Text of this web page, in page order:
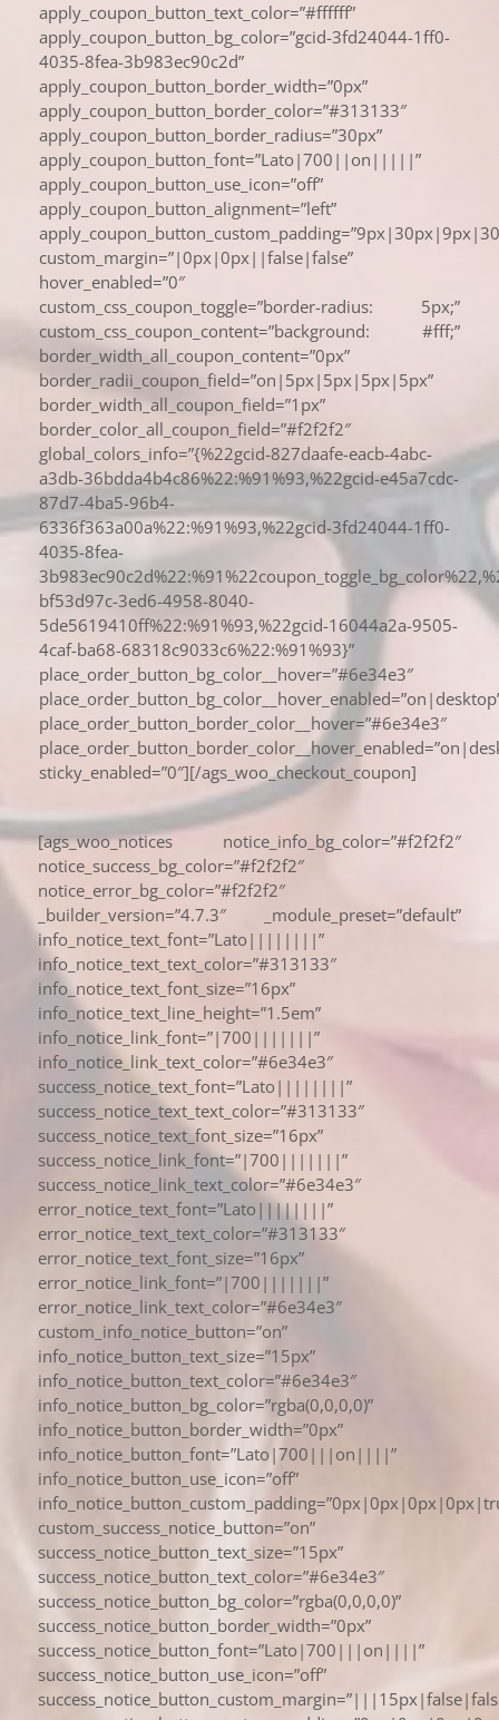
apply_coupon_button_text_color=”#ffffff”
apply_coupon_button_bg_color=”gcid-3fd24044-1ff0-
4035-8fea-3b983ec90c2d”
apply_coupon_button_border_width=”0px”
apply_coupon_button_border_color=”#313133″
apply_coupon_button_border_radius=”30px”
apply_coupon_button_font=”Lato|700||on|||||”
apply_coupon_button_use_icon=”off”
apply_coupon_button_alignment=”left”
custom_margin=”|0px|0px||false|false”
hover_enabled=”0″
custom_css_coupon_toggle=”border-radius: 5px;”
custom_css_coupon_content=”background: #fff;”
border_width_all_coupon_content=”0px”
border_radii_coupon_field=”on|5px|5px|5px|5px”
border_width_all_coupon_field=”1px”
border_color_all_coupon_field=”#f2f2f2″
global_colors_info=”{%22gcid-827daafe-eacb-4abc-
a3db-36bdda4b4c86%22:%91%93,%22gcid-e45a7cdc-
87d7-4ba5-96b4-
6336f363a00a%22:%91%93,%22gcid-3fd24044-1ff0-
4035-8fea-
bf53d97c-3ed6-4958-8040-
5de5619410ff%22:%91%93,%22gcid-16044a2a-9505-
4caf-ba68-68318c9033c6%22:%91%93}”
place_order_button_bg_color__hover=”#6e34e3″
place_order_button_border_color__hover=”#6e34e3″
sticky_enabled=”0″][/ags_woo_checkout_coupon]
[ags_woo_notices notice_info_bg_color=”#f2f2f2″
notice_success_bg_color=”#f2f2f2″
notice_error_bg_color=”#f2f2f2″
_builder_version=”4.7.3″ _module_preset=”default”
info_notice_text_font=”Lato||||||||”
info_notice_text_text_color=”#313133″
info_notice_text_font_size=”16px”
info_notice_text_line_height=”1.5em”
info_notice_link_font=”|700|||||||”
info_notice_link_text_color=”#6e34e3″
success_notice_text_font=”Lato||||||||”
success_notice_text_text_color=”#313133″
success_notice_text_font_size=”16px”
success_notice_link_font=”|700|||||||”
success_notice_link_text_color=”#6e34e3″
error_notice_text_font=”Lato||||||||”
error_notice_text_text_color=”#313133″
error_notice_text_font_size=”16px”
error_notice_link_font=”|700|||||||”
error_notice_link_text_color=”#6e34e3″
custom_info_notice_button=”on”
info_notice_button_text_size=”15px”
info_notice_button_text_color=”#6e34e3″
info_notice_button_bg_color=”rgba(0,0,0,0)”
info_notice_button_border_width=”0px”
info_notice_button_font=”Lato|700|||on||||”
info_notice_button_use_icon=”off”
custom_success_notice_button=”on”
success_notice_button_text_size=”15px”
success_notice_button_text_color=”#6e34e3″
success_notice_button_bg_color=”rgba(0,0,0,0)”
success_notice_button_border_width=”0px”
success_notice_button_font=”Lato|700|||on||||”
success_notice_button_use_icon=”off”